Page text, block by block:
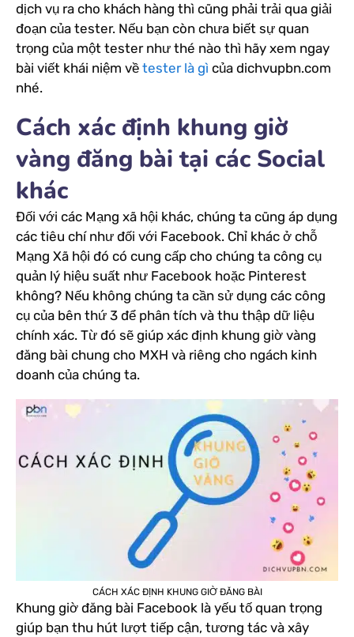
dịch vụ ra cho khách hàng thì cũng phải trải qua giải
đoạn của tester. Nếu bạn còn chưa biết sự quan
trọng của một tester như thé nào thì hãy xem ngay
bài viết khái niệm về tester là gì của dichvupbn.com
nhé.
Cách xác định khung giờ
vàng đăng bài tại các Social
khác
Đối với các Mạng xã hội khác, chúng ta cũng áp dụng
các tiêu chí như đối với Facebook. Chỉ khác ở chỗ
Mạng Xã hội đó có cung cấp cho chúng ta công cụ
quản lý hiệu suất như Facebook hoặc Pinterest
không? Nếu không chúng ta cần sử dụng các công
cụ của bên thứ 3 để phân tích và thu thập dữ liệu
chính xác. Từ đó sẽ giúp xác định khung giờ vàng
đăng bài chung cho MXH và riêng cho ngách kinh
doanh của chúng ta.
CÁCH XÁC ĐỊNH KHUNG GIỜ ĐĂNG BÀI
Khung giờ đăng bài Facebook là yếu tố quan trọng
giúp bạn thu hút lượt tiếp cận, tương tác và xây